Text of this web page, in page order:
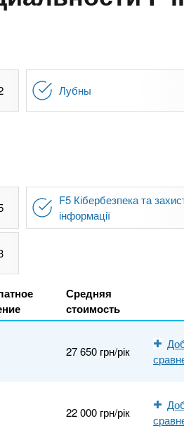
Лубны
F5 Кібербезпека та
інформації
Средняя
стоимость
27 650 грн/рік
22 000 грн/рік